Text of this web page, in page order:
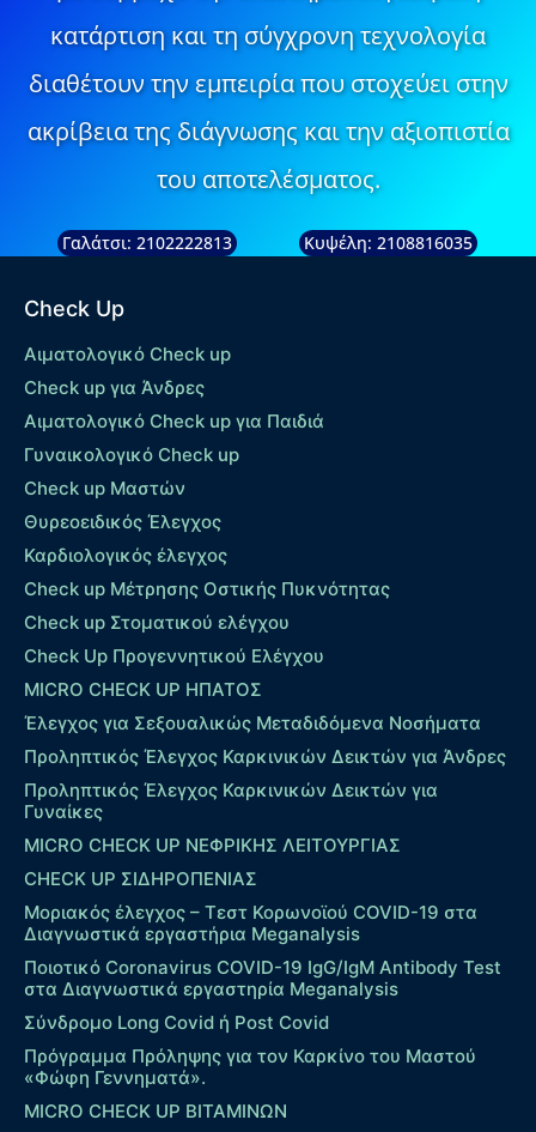
κατάρτιση και τη σύγχρονη τεχνολογία
διαθέτουν την εμπειρία που στοχεύει στην
ακρίβεια της διάγνωσης και την αξιοπιστία
του αποτελέσματος.
Γαλάτσι: 2102222813 Κυψέλη: 2108816035
Check Up
Αιματολογικό Check up
Check up για Άνδρες
Αιματολογικό Check up για Παιδιά
Γυναικολογικό Check up
Check up Μαστών
Θυρεοειδικός Έλεγχος
Καρδιολογικός έλεγχος
Check up Mέτρησης Οστικής Πυκνότητας
Check up Στοματικού ελέγχου
Check Up Προγεννητικού Ελέγχου
MICRO CHECK UP HΠΑΤΟΣ
Έλεγχος για Σεξουαλικώς Μεταδιδόμενα Νοσήματα
Προληπτικός Έλεγχος Καρκινικών Δεικτών για Άνδρες
Προληπτικός Έλεγχος Καρκινικών Δεικτών για
Γυναίκες
MICRO CHECK UP ΝΕΦΡΙΚΗΣ ΛΕΙΤΟΥΡΓΙΑΣ
CHECK UP ΣΙΔΗΡΟΠΕΝΙΑΣ
Μοριακός έλεγχος – Τεστ Κορωνοϊού COVID-19 στα
Διαγνωστικά εργαστήρια Meganalysis
Ποιοτικό Coronavirus COVID-19 IgG/IgM Antibody Test
στα Διαγνωστικά εργαστηρία Meganalysis
Σύνδρομο Long Covid ή Post Covid
Πρόγραμμα Πρόληψης για τον Καρκίνο του Μαστού
«Φώφη Γεννηματά».
MICRO CHECK UP ΒΙΤΑΜΙΝΩΝ